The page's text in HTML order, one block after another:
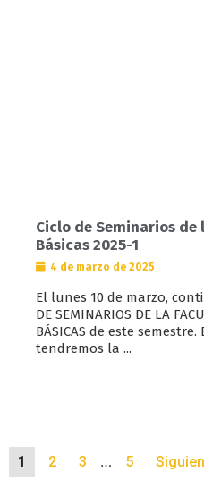
Ciclo de Seminarios de
Básicas 2025-1
4 de marzo de 2025
El lunes 10 de marzo,
DE SEMINARIOS DE LA
BÁSICAS de este
tendremos la ...
1 2 3 … 5